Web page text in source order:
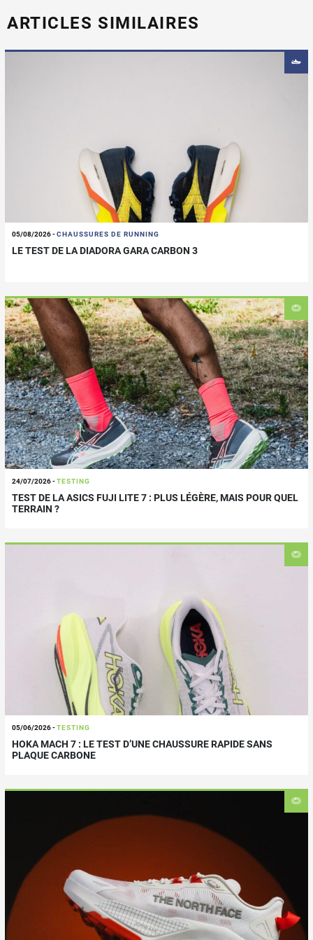
ARTICLES SIMILAIRES
05/08/2026-CHAUSSURES DE RUNNING
LE TEST DE LA DIADORA GARA CARBON 3
24/07/2026-TESTING
TEST DE LA ASICS FUJI LITE 7 : PLUS LÉGÈRE, MAIS POUR QUEL
TERRAIN ?
05/06/2026-TESTING
HOKA MACH 7 : LE TEST D’UNE CHAUSSURE RAPIDE SANS
PLAQUE CARBONE